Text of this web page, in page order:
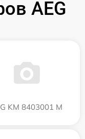
AEG
KM 8403001 M